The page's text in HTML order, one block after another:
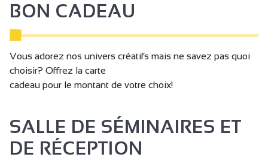
BON CADEAU
Vous adorez nos univers créatifs mais ne savez pas quoi
choisir? Offrez la carte
cadeau pour le montant de votre choix!
SALLE DE SÉMINAIRES ET
DE RÉCEPTION